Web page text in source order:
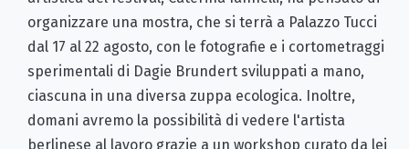
organizzare una mostra, che si terrà a Palazzo Tucci
dal 17 al 22 agosto, con le fotografie e i cortometraggi
sperimentali di Dagie Brundert sviluppati a mano,
ciascuna in una diversa zuppa ecologica. Inoltre,
domani avremo la possibilità di vedere l'artista
berlinese al lavoro grazie a un workshop curato da lei